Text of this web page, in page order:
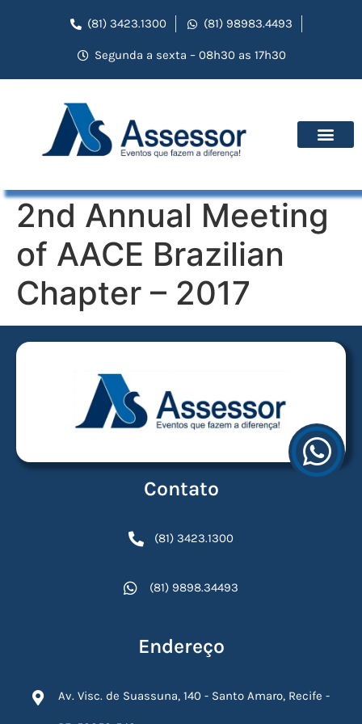
(81) 3423.1300 (81) 98983.4493
Segunda a sexta – 08h30 as 17h30
2nd Annual Meeting
of AACE Brazilian
Chapter – 2017
Contato
(81) 3423.1300
(81) 9898.34493
Endereço
Av. Visc. de Suassuna, 140 - Santo Amaro, Recife -